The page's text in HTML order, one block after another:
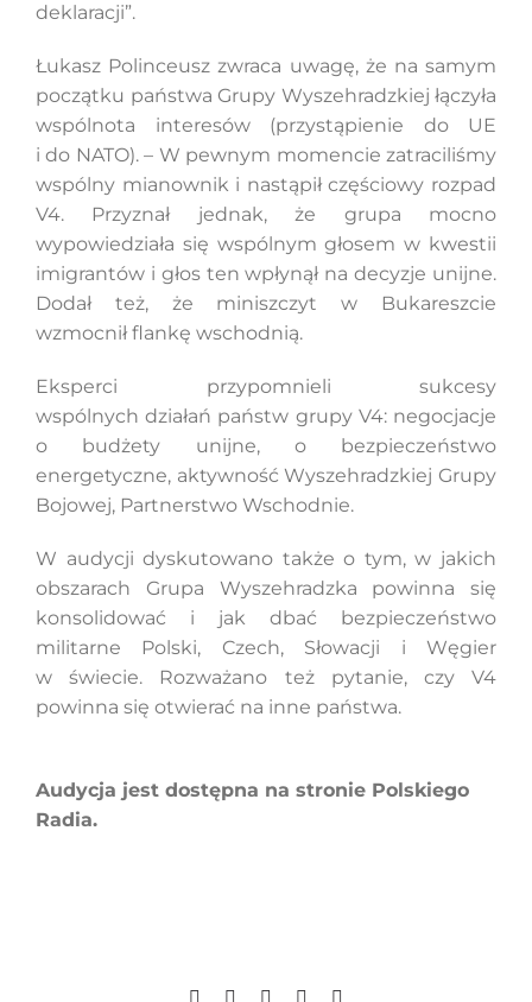
deklaracji”.
Łukasz Polinceusz zwraca uwagę, że na samym
początku państwa Grupy Wyszehradzkiej łączyła
wspólnota interesów (przystąpienie do UE
i do NATO). – W pewnym momencie zatraciliśmy
wspólny mianownik i nastąpił częściowy rozpad
V4. Przyznał jednak, że grupa mocno
wypowiedziała się wspólnym głosem w kwestii
imigrantów i głos ten wpłynął na decyzje unijne.
Dodał też, że miniszczyt w Bukareszcie
wzmocnił flankę wschodnią.
Eksperci przypomnieli sukcesy
wspólnych działań państw grupy V4: negocjacje
o budżety unijne, o bezpieczeństwo
energetyczne, aktywność Wyszehradzkiej Grupy
Bojowej, Partnerstwo Wschodnie.
W audycji dyskutowano także o tym, w jakich
obszarach Grupa Wyszehradzka powinna się
konsolidować i jak dbać bezpieczeństwo
militarne Polski, Czech, Słowacji i Węgier
w świecie. Rozważano też pytanie, czy V4
powinna się otwierać na inne państwa.
Audycja jest dostępna na stronie Polskiego
Radia.